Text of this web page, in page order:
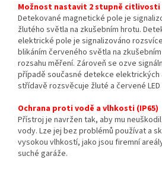
Možnost nastavit 2 stupně citlivosti
Detekované magnetické pole je
žlutého světla na zkušebním hrotu.
elektrické pole je signalizováno
blikáním červeného světla na
rozsahu měření. Zároveň se ozve
případě současné detekce elektrických
střídavě rozsvěcuje žluté a červené
Ochrana proti vodě a vlhkosti (IP65)
Přístroj je navržen tak, aby mu
vody. Lze jej bez problémů používat a
vysokou vlhkostí, jako jsou firemní
suché garáže.